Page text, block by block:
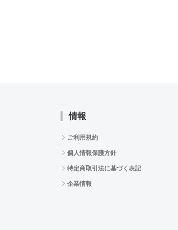
情報
ご利用規約
個人情報保護方針
特定商取引法に基づく表記
企業情報